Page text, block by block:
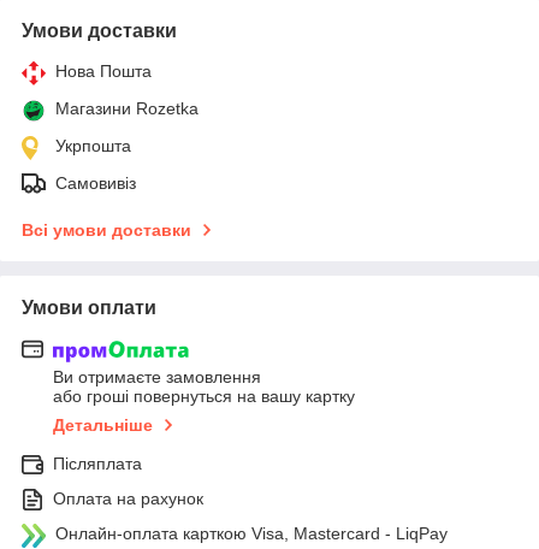
Умови доставки
Нова Пошта
Магазини Rozetka
Укрпошта
Самовивіз
Всі умови доставки
Умови оплати
Ви отримаєте замовлення
або гроші повернуться на вашу картку
Детальніше
Післяплата
Оплата на рахунок
Онлайн-оплата карткою Visa, Mastercard - LiqPay